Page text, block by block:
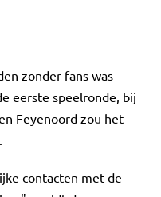
zonder fans was
eerste speelronde, bij
Feyenoord zou het
contacten met de